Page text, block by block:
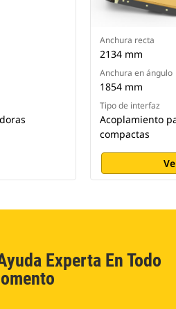
Anchura recta
2134 mm
Anchura en ángulo
1854 mm
Tipo de interfaz
Acoplamiento
compactas
Experta En Todo